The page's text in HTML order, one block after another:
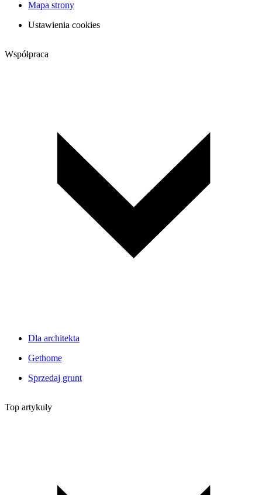
Mapa strony
Ustawienia cookies
Współpraca
Dla architekta
Gethome
Sprzedaj grunt
Top artykuły